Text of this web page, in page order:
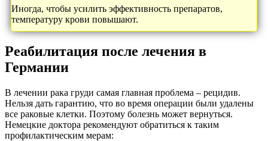
Иногда, чтобы усилить эффективность препаратов,
температуру крови повышают.
Реабилитация после лечения в
Германии
В лечении рака груди самая главная проблема – рецидив.
Нельзя дать гарантию, что во время операции были удалены
все раковые клетки. Поэтому болезнь может вернуться.
Немецкие доктора рекомендуют обратиться к таким
профилактическим мерам: